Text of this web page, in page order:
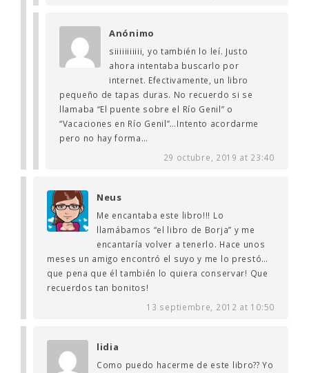
Anónimo
siiiiiiiiiii, yo también lo leí. Justo
ahora intentaba buscarlo por
internet. Efectivamente, un libro
pequeño de tapas duras. No recuerdo si se
llamaba “El puente sobre el Río Genil” o
“Vacaciones en Río Genil”…Intento acordarme
pero no hay forma…
29 octubre, 2019 at 23:40
Neus
Me encantaba este libro!!! Lo
llamábamos “el libro de Borja” y me
encantaría volver a tenerlo. Hace unos
meses un amigo encontró el suyo y me lo prestó…
que pena que él también lo quiera conservar! Que
recuerdos tan bonitos!
13 septiembre, 2012 at 10:50
lidia
Como puedo hacerme de este libro?? Yo